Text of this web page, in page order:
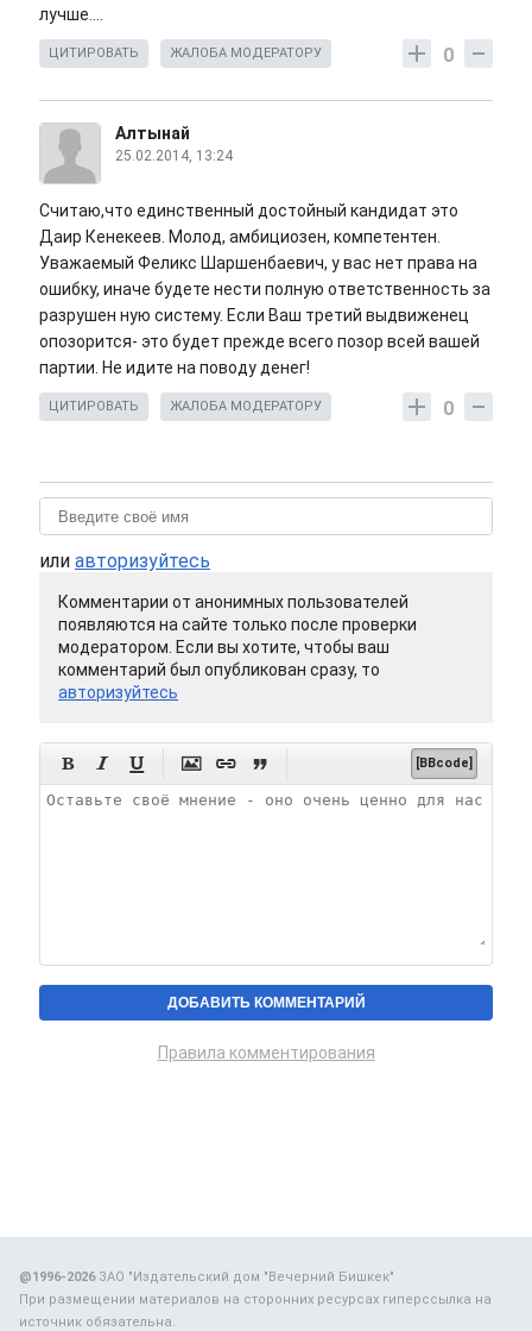
лучше....
0
ЦИТИРОВАТЬ ЖАЛОБА МОДЕРАТОРУ
Алтынай
25.02.2014, 13:24
Считаю,что единственный достойный кандидат это
Даир Кенекеев. Молод, амбициозен, компетентен.
Уважаемый Феликс Шаршенбаевич, у вас нет права на
ошибку, иначе будете нести полную ответственность за
разрушен ную систему. Если Ваш третий выдвиженец
опозорится- это будет прежде всего позор всей вашей
партии. Не идите на поводу денег!
0
ЦИТИРОВАТЬ ЖАЛОБА МОДЕРАТОРУ
или авторизуйтесь
Комментарии от анонимных пользователей
появляются на сайте только после проверки
модератором. Если вы хотите, чтобы ваш
комментарий был опубликован сразу, то
авторизуйтесь
      [BBcode]
Правила комментирования
@1996-2026ЗАО "Издательский дом "Вечерний Бишкек"
При размещении материалов на сторонних ресурсах гиперссылка на
источник обязательна.